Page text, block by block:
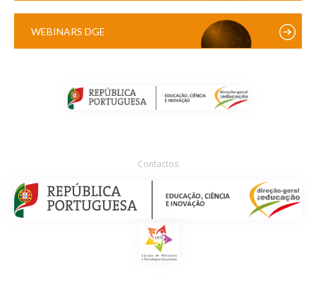
WEBINARS DGE
Contactos